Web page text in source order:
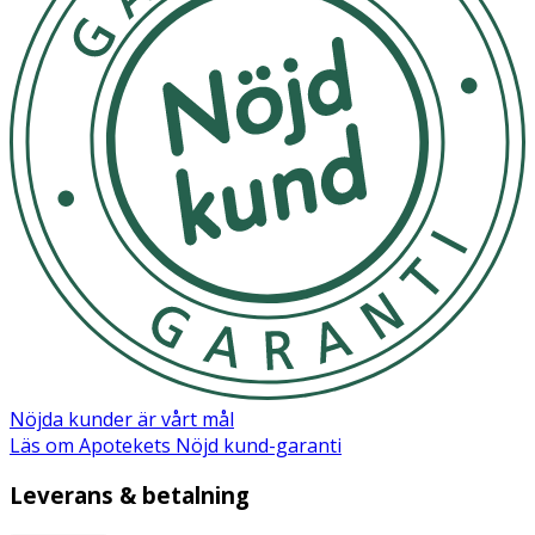
· Icke beroendeframkallande
· För vuxna och barn från 2 år.
Användning
· Håll burken i valfri vinkel och för försiktigt in
munstycket i näsborren.
· Tryck i 1–2 sekunder och upprepa i andra näsborren.
· Rengör munstycket efter varje användning med tvål
och varmt vatten.
Observera:
· Använd inte om du är överkänslig/allergisk mot Aloe
vera eller växter i familjen Asteraceae.
Förvaring
Förvaras vid 15–30 °C, skyddat från solljus och värme.
Nöjda kunder är vårt mål
Läs om Apotekets Nöjd kund-garanti
Leverans & betalning